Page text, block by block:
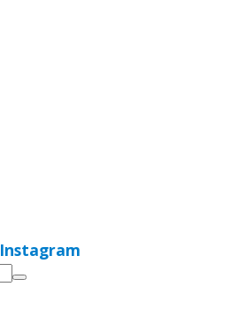
Instagram